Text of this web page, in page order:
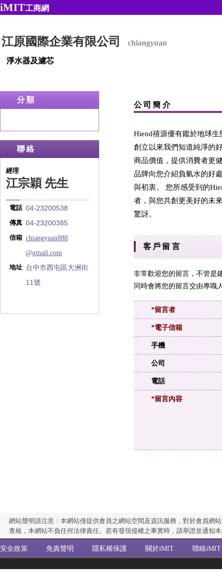
iMIT工商網
江原國際企業有限公司 chiangyuan
淨水器及濾芯
分類
聯絡
經理
江宗穎 先生
電話 04-23200538
傳真 04-23200385
信箱 chiangyuan888
@gmail.com
地址 台中市西屯區大洲街
11號
公司簡介
Hiend禧源優有鑑於地球
創立以來我們知道純淨的
商品價值，提供消費者更
品牌向您介紹負氫水的好
與初衷。 您所感受到的
者，與您共創更美好的未
驚訝。
客戶留言
非常歡迎您的留言，不管是
同時會將您的留言交由專職
*留言者
*電子信箱
手機
公司
電話
*留言內容
網站聲明請注意：本網站僅提供會員之網站空間及資訊服務，對於會員網
查核，本網站不負任何法律責任。若有發現侵權之事實時，請舉證並通知
安全政策 免責聲明 隱私權保護 關於iMIT 聯絡iMIT